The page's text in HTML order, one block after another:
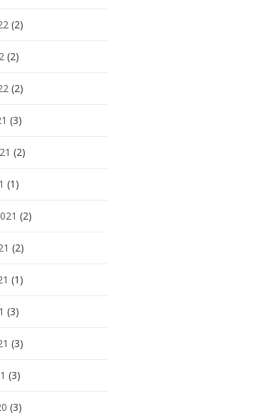
(2)
(2)
(2)
(3)
(2)
(1)
(2)
(2)
(1)
(3)
(3)
(3)
(3)